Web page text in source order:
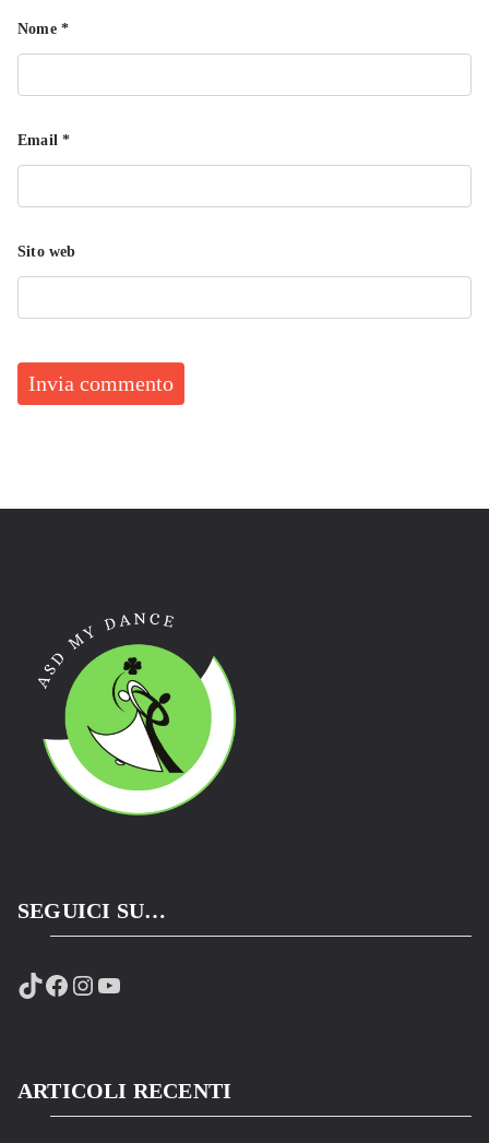
Nome *
Email*
Sito web
SEGUICI SU…
TikTok
Facebook
Instagram
YouTube
ARTICOLI RECENTI